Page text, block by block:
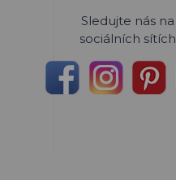
Sledujte nás na
sociálních sítích